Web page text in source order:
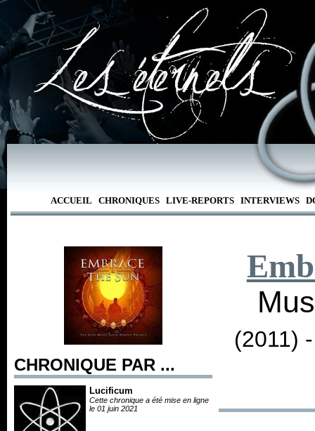
ACCUEIL CHRONIQUES LIVE-REPORTS INTERVIEWS
CHRONIQUE PAR ...
Lucificum
Cette chronique a été mise en ligne
le 01 juin 2021
(2011)